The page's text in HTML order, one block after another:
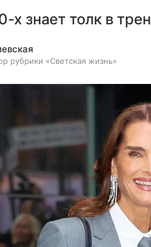
х знает толк в
рубрики «Светская жизнь»